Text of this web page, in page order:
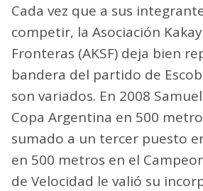
Cada vez que a sus
competir, la Asociación
Fronteras (AKSF) deja bien
bandera del partido de
son variados. En 2008
Copa Argentina en 500
sumado a un tercer puesto
en 500 metros en el
de Velocidad le valió su